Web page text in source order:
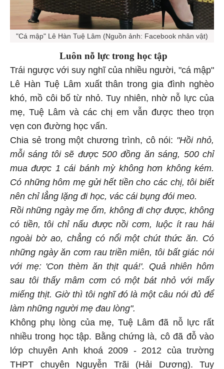
"Cá mập" Lê Hàn Tuệ Lâm (Nguồn ảnh: Facebook nhân vật)
Luôn nỗ lực trong học tập
Trái ngược với suy nghĩ của nhiều người, "cá mập"
Lê Hàn Tuệ Lâm xuất thân trong gia đình nghèo
khó, mồ côi bố từ nhỏ. Tuy nhiên, nhờ nỗ lực của
mẹ, Tuệ Lâm và các chị em vẫn được theo trọn
vẹn con đường học vấn.
Chia sẻ trong một chương trình, cô nói: "Hồi nhỏ,
mỗi sáng tôi sẽ được 500 đồng ăn sáng, 500 chỉ
mua được 1 cái bánh mỳ không hơn không kém.
Có những hôm mẹ gửi hết tiền cho các chị, tôi biết
nên chỉ lẳng lặng đi học, vác cái bụng đói meo.
Rồi những ngày mẹ ốm, không đi chợ được, không
có tiền, tôi chỉ nấu được nồi cơm, luộc ít rau hái
ngoài bờ ao, chẳng có nổi một chút thức ăn. Có
những ngày ăn cơm rau triền miên, tôi bất giác nói
với mẹ: 'Con thèm ăn thịt quá!'. Quả nhiên hôm
sau tôi thấy mâm cơm có một bát nhỏ với mấy
miếng thịt. Giờ thì tôi nghĩ đó là một câu nói đủ để
làm những người mẹ đau lòng".
Không phụ lòng của mẹ, Tuệ Lâm đã nỗ lực rất
nhiều trong học tập. Bằng chứng là, cô đã đỗ vào
lớp chuyên Anh khoá 2009 - 2012 của trường
THPT chuyên Nguyễn Trãi (Hải Dương). Tuy